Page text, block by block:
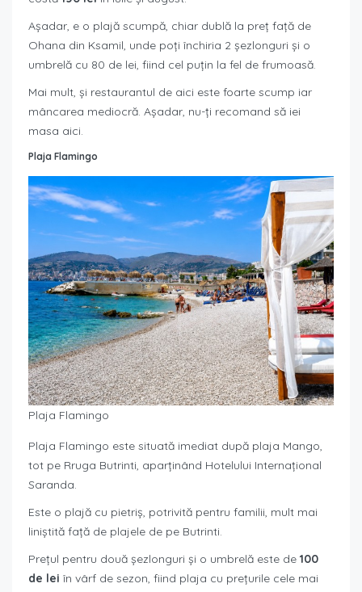
Așadar, e o plajă scumpă, chiar dublă la preț față de
Ohana din Ksamil, unde poți închiria 2 șezlonguri și o
umbrelă cu 80 de lei, fiind cel puțin la fel de frumoasă.
Mai mult, și restaurantul de aici este foarte scump iar
mâncarea mediocră. Așadar, nu-ți recomand să iei
masa aici.
Plaja Flamingo
Plaja Flamingo
Plaja Flamingo este situată imediat după plaja Mango,
tot pe Rruga Butrinti, aparținând Hotelului Internațional
Saranda.
Este o plajă cu pietriș, potrivită pentru familii, mult mai
liniștită față de plajele de pe Butrinti.
Prețul pentru două șezlonguri și o umbrelă este de 100
de lei în vârf de sezon, fiind plaja cu prețurile cele mai